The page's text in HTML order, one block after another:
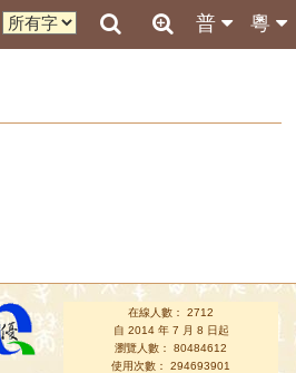
粵
普
在線人數： 2712
自 2014 年 7 月 8 日起
瀏覽人數： 80484612
使用次數： 294693901